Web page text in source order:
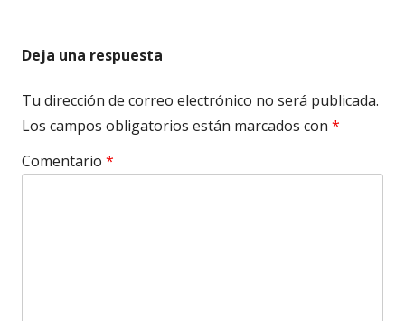
Deja una respuesta
Tu dirección de correo electrónico no será publicada.
Los campos obligatorios están marcados con *
Comentario *